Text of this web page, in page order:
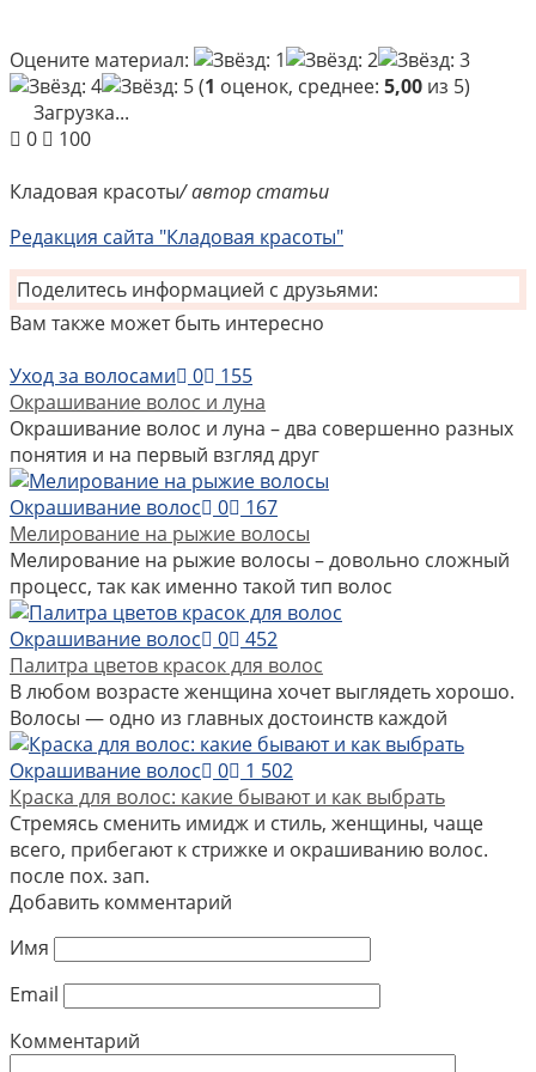
Оцените материал:
(1 оценок, среднее: 5,00 из 5)
Загрузка...
0
100
Кладовая красоты/ автор статьи
Редакция сайта "Кладовая красоты"
Поделитесь информацией с друзьями:
Вам также может быть интересно
Уход за волосами
0
155
Окрашивание волос и луна
Окрашивание волос и луна – два совершенно разных
понятия и на первый взгляд друг
Окрашивание волос
0
167
Мелирование на рыжие волосы
Мелирование на рыжие волосы – довольно сложный
процесс, так как именно такой тип волос
Окрашивание волос
0
452
Палитра цветов красок для волос
В любом возрасте женщина хочет выглядеть хорошо.
Волосы — одно из главных достоинств каждой
Окрашивание волос
0
1 502
Краска для волос: какие бывают и как выбрать
Стремясь сменить имидж и стиль, женщины, чаще
всего, прибегают к стрижке и окрашиванию волос.
после пох. зап.
Добавить комментарий
Имя
Email
Комментарий